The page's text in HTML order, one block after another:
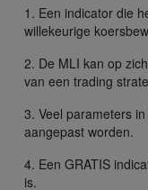
1. Een indicator die
willekeurige
2. De MLI kan op
van een trading
3. Veel parameters
aangepast worden.
4. Een GRATIS
is.